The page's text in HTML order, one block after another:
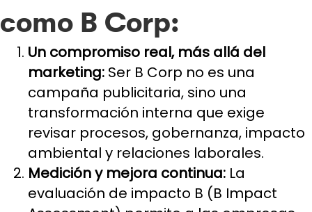
como B Corp:
Un compromiso real, más allá del
marketing: Ser B Corp no es una
campaña publicitaria, sino una
transformación interna que exige
revisar procesos, gobernanza, impacto
ambiental y relaciones laborales.
Medición y mejora continua: La
evaluación de impacto B (B Impact